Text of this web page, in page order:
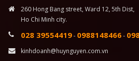
260 Hong Bang street, Ward 12, 5th Dist,
Ho Chi Minh city.
028 39554419- 0988148466-
kinhdoanh@huynguyen.com.vn